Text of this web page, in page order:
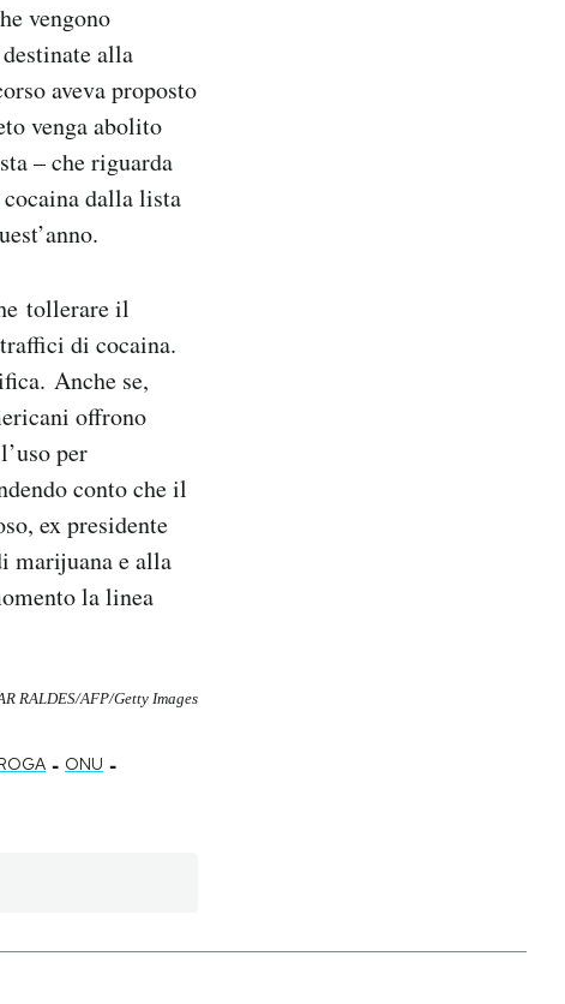
vengono
alla
aveva proposto
venga abolito
– che riguarda
dalla lista
tollerare il
di cocaina.
Anche se,
offrono
per
conto che il
ex presidente
marijuana e alla
la linea
RALDES/AFP/Getty Images
- ONU -